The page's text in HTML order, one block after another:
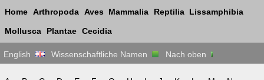
Home Arthropoda Aves Mammalia Reptilia Lissamphibia
Mollusca Plantae Cecidia
English Wissenschaftliche Namen Nach oben